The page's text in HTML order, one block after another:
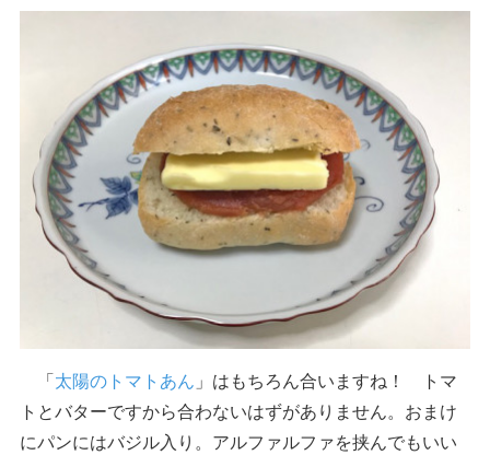
「太陽のトマトあん 」はもちろん合いますね！ トマ
トとバターですから合わないはずがありません。おまけ
にパンにはバジル入り。アルファルファを挟んでもいい